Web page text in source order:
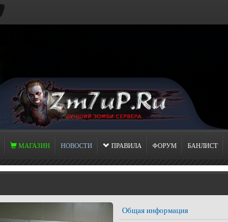
МАГАЗИН НОВОСТИ ПРАВИЛА ФОРУМ БАНЛИСТ
Общая информация